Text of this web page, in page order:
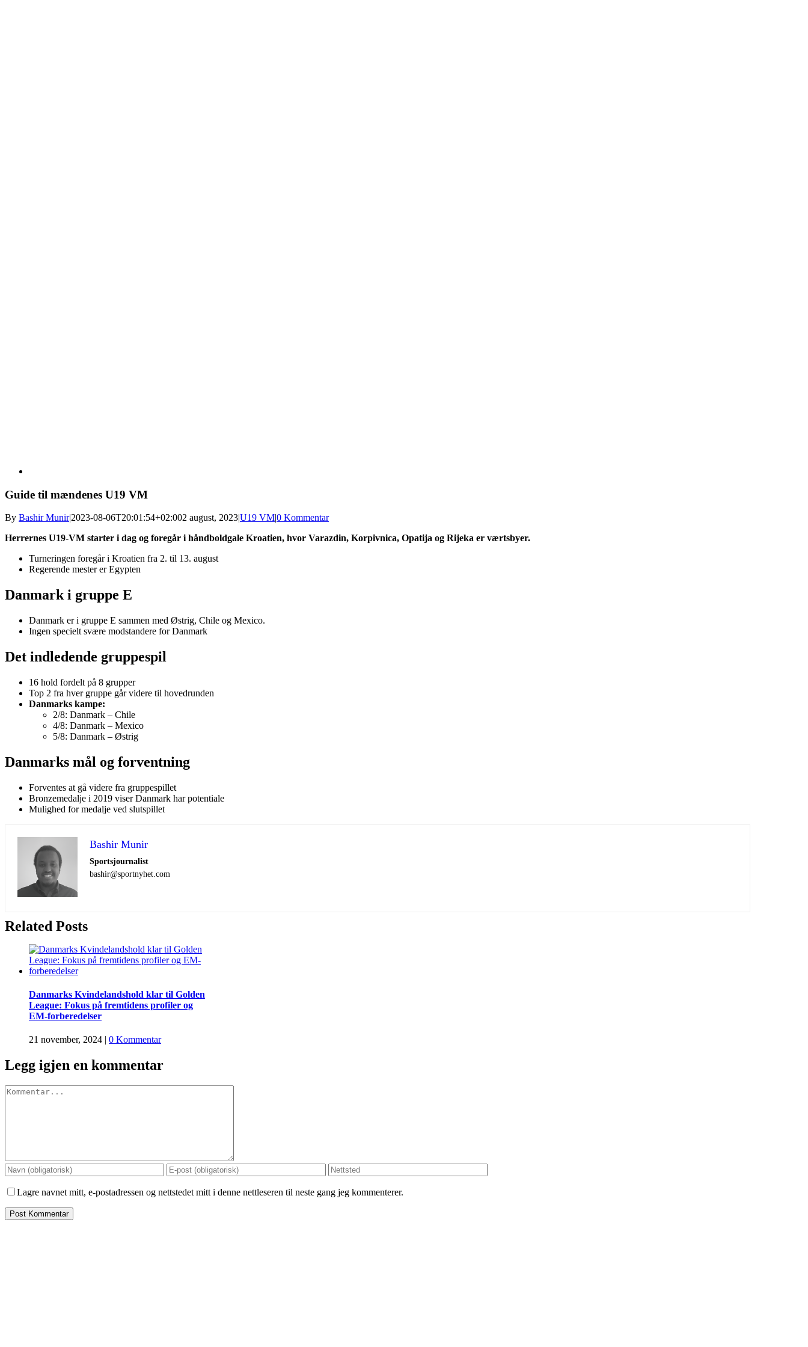
Guide til mændenes U19 VM
By Bashir Munir|2023-08-06T20:01:54+02:002 august, 2023|U19 VM|0 Kommentar
Herrernes U19-VM starter i dag og foregår i håndboldgale Kroatien, hvor Varazdin, Korpivnica, Opatija og Rijeka er værtsbyer.
Turneringen foregår i Kroatien fra 2. til 13. august
Regerende mester er Egypten
Danmark i gruppe E
Danmark er i gruppe E sammen med Østrig, Chile og Mexico.
Ingen specielt svære modstandere for Danmark
Det indledende gruppespil
16 hold fordelt på 8 grupper
Top 2 fra hver gruppe går videre til hovedrunden
Danmarks kampe:
2/8: Danmark – Chile
4/8: Danmark – Mexico
5/8: Danmark – Østrig
Danmarks mål og forventning
Forventes at gå videre fra gruppespillet
Bronzemedalje i 2019 viser Danmark har potentiale
Mulighed for medalje ved slutspillet
Bashir Munir
Sportsjournalist
bashir@sportnyhet.com
Related Posts
Danmarks Kvindelandshold klar til Golden
League: Fokus på fremtidens profiler og
EM-forberedelser
21 november, 2024 | 0 Kommentar
Legg igjen en kommentar
Comment
Lagre navnet mitt, e-postadressen og nettstedet mitt i denne nettleseren til neste gang jeg kommenterer.